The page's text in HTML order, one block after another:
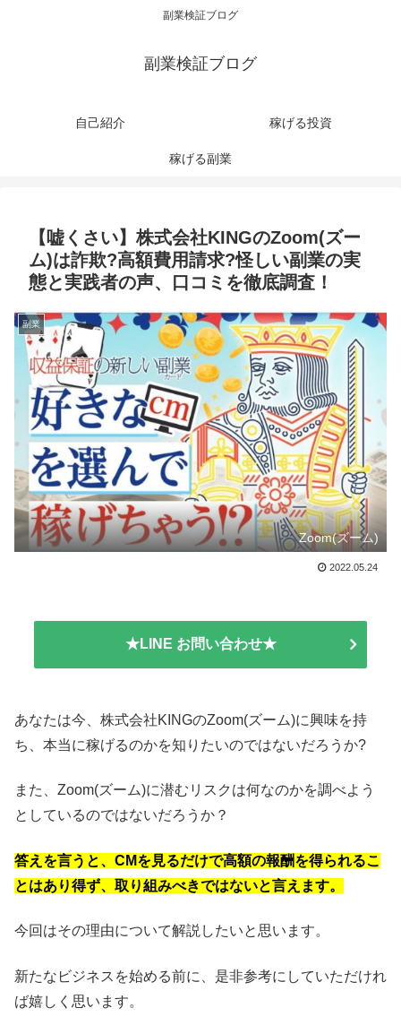
副業検証ブログ
副業検証ブログ
自己紹介 稼げる投資
稼げる副業
【嘘くさい】株式会社KINGのZoom(ズー
ム)は詐欺?高額費用請求?怪しい副業の実
態と実践者の声、口コミを徹底調査！
副業
Zoom(ズーム)
2022.05.24
★LINE お問い合わせ★
あなたは今、株式会社KINGのZoom(ズーム)に興味を持
ち、本当に稼げるのかを知りたいのではないだろうか?
また、Zoom(ズーム)に潜むリスクは何なのかを調べよう
としているのではないだろうか？
答えを言うと、CMを見るだけで高額の報酬を得られるこ
とはあり得ず、取り組みべきではないと言えます。
今回はその理由について解説したいと思います。
新たなビジネスを始める前に、是非参考にしていただけれ
ば嬉しく思います。